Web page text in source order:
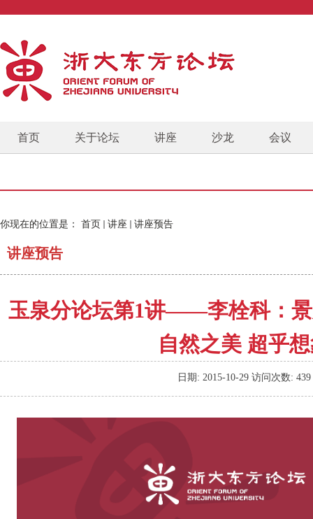
首页 关于论坛 讲座 沙龙 会议
你现在的位置是： 首页 讲座 讲座预告
讲座预告
玉泉分论坛第1讲——李栓科：
自然之美 超乎
日期: 2015-10-29 访问次数: 439